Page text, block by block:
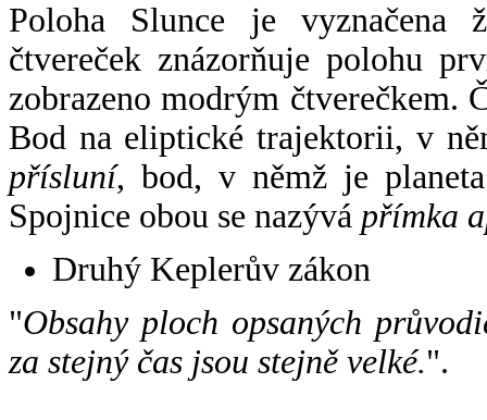
Poloha Slunce je vyznačena
čtvereček znázorňuje polohu
zobrazeno modrým čtverečkem.
Bod na eliptické trajektorii, v
přísluní, bod, v němž je
Spojnice obou se nazývá přímka
Druhý Keplerův zákon
"Obsahy ploch opsaných
za stejný čas jsou stejně velké.".